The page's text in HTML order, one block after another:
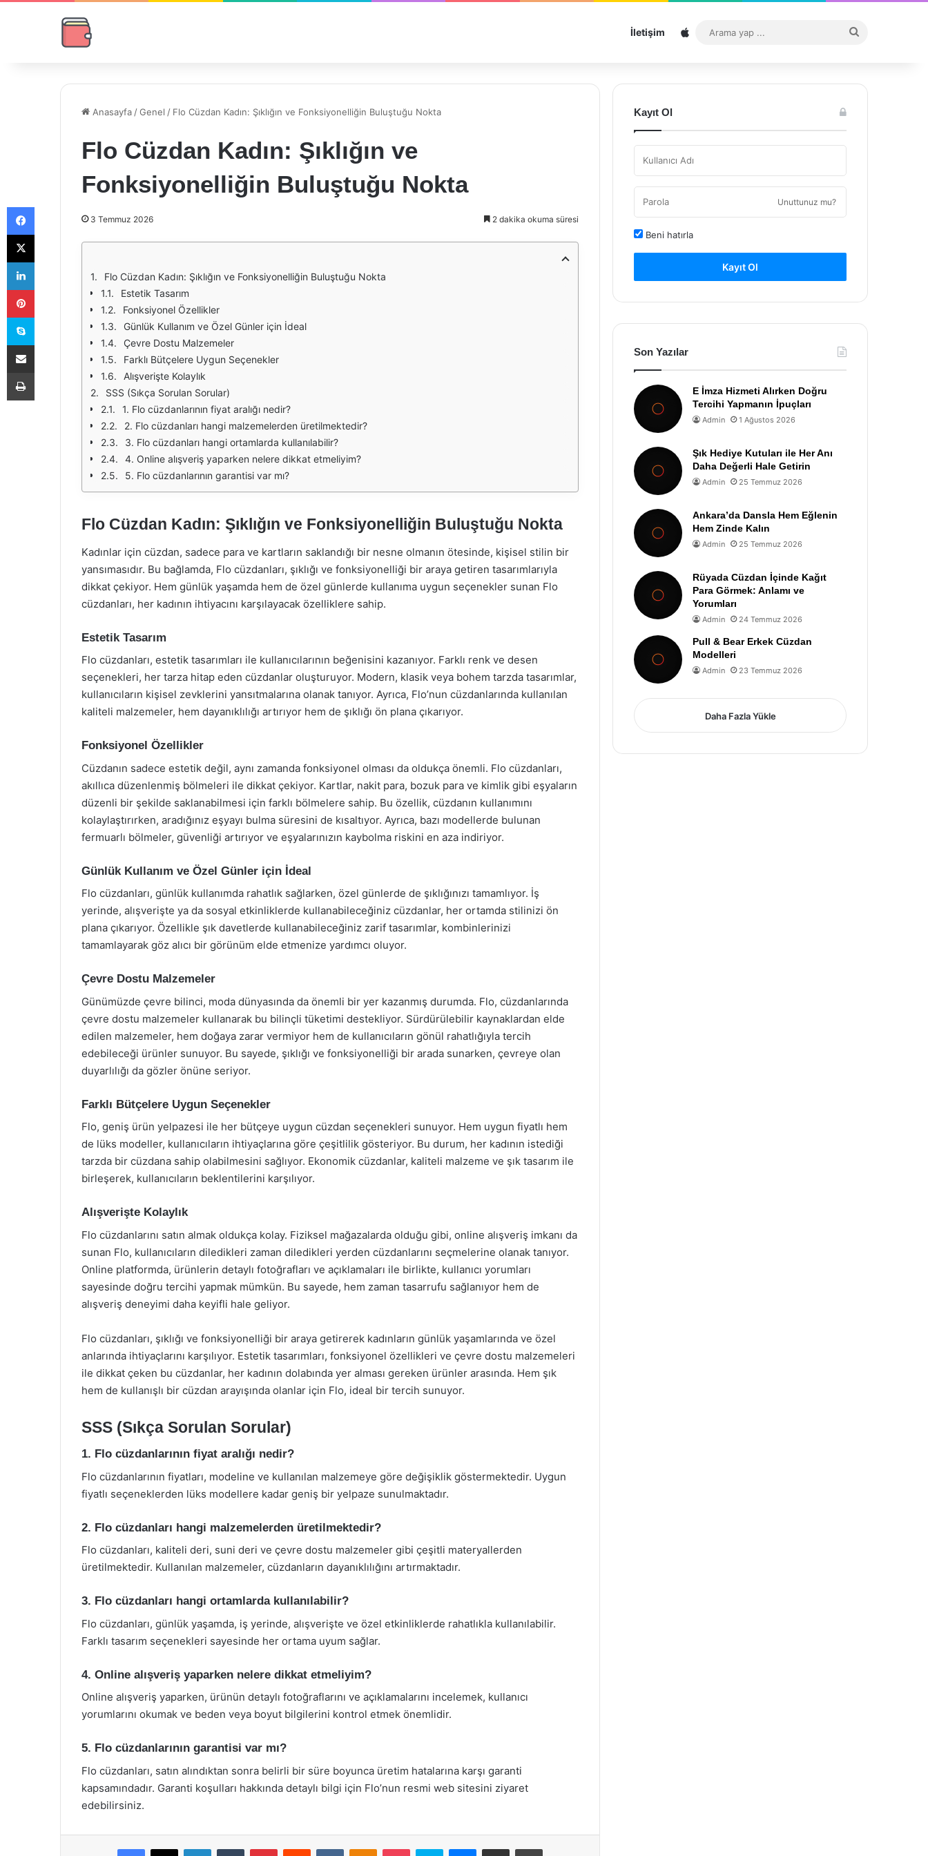
İletişim Sitemap
...
Anasayfa /Genel / Flo Cüzdan Kadın: Şıklığın ve Fonksiyonelliğin Buluştuğu Nokta
Flo Cüzdan Kadın: Şıklığın ve
Fonksiyonelliğin Buluştuğu Nokta
3 Temmuz 2026 2 dakika okuma süresi
Flo Cüzdan Kadın: Şıklığın ve Fonksiyonelliğin Buluştuğu Nokta
Estetik Tasarım
Fonksiyonel Özellikler
Günlük Kullanım ve Özel Günler için İdeal
Çevre Dostu Malzemeler
Farklı Bütçelere Uygun Seçenekler
Alışverişte Kolaylık
SSS (Sıkça Sorulan Sorular)
1. Flo cüzdanlarının fiyat aralığı nedir?
2. Flo cüzdanları hangi malzemelerden üretilmektedir?
3. Flo cüzdanları hangi ortamlarda kullanılabilir?
4. Online alışveriş yaparken nelere dikkat etmeliyim?
5. Flo cüzdanlarının garantisi var mı?
Flo Cüzdan Kadın: Şıklığın ve Fonksiyonelliğin Buluştuğu Nokta
Kadınlar için cüzdan, sadece para ve kartların saklandığı bir nesne olmanın ötesinde, kişisel stilin bir
yansımasıdır. Bu bağlamda, Flo cüzdanları, şıklığı ve fonksiyonelliği bir araya getiren tasarımlarıyla
dikkat çekiyor. Hem günlük yaşamda hem de özel günlerde kullanıma uygun seçenekler sunan Flo
cüzdanları, her kadının ihtiyacını karşılayacak özelliklere sahip.
Estetik Tasarım
Flo cüzdanları, estetik tasarımları ile kullanıcılarının beğenisini kazanıyor. Farklı renk ve desen
seçenekleri, her tarza hitap eden cüzdanlar oluşturuyor. Modern, klasik veya bohem tarzda tasarımlar,
kullanıcıların kişisel zevklerini yansıtmalarına olanak tanıyor. Ayrıca, Flo’nun cüzdanlarında kullanılan
kaliteli malzemeler, hem dayanıklılığı artırıyor hem de şıklığı ön plana çıkarıyor.
Fonksiyonel Özellikler
Cüzdanın sadece estetik değil, aynı zamanda fonksiyonel olması da oldukça önemli. Flo cüzdanları,
akıllıca düzenlenmiş bölmeleri ile dikkat çekiyor. Kartlar, nakit para, bozuk para ve kimlik gibi eşyaların
düzenli bir şekilde saklanabilmesi için farklı bölmelere sahip. Bu özellik, cüzdanın kullanımını
kolaylaştırırken, aradığınız eşyayı bulma süresini de kısaltıyor. Ayrıca, bazı modellerde bulunan
fermuarlı bölmeler, güvenliği artırıyor ve eşyalarınızın kaybolma riskini en aza indiriyor.
Günlük Kullanım ve Özel Günler için İdeal
Flo cüzdanları, günlük kullanımda rahatlık sağlarken, özel günlerde de şıklığınızı tamamlıyor. İş
yerinde, alışverişte ya da sosyal etkinliklerde kullanabileceğiniz cüzdanlar, her ortamda stilinizi ön
plana çıkarıyor. Özellikle şık davetlerde kullanabileceğiniz zarif tasarımlar, kombinlerinizi
tamamlayarak göz alıcı bir görünüm elde etmenize yardımcı oluyor.
Çevre Dostu Malzemeler
Günümüzde çevre bilinci, moda dünyasında da önemli bir yer kazanmış durumda. Flo, cüzdanlarında
çevre dostu malzemeler kullanarak bu bilinçli tüketimi destekliyor. Sürdürülebilir kaynaklardan elde
edilen malzemeler, hem doğaya zarar vermiyor hem de kullanıcıların gönül rahatlığıyla tercih
edebileceği ürünler sunuyor. Bu sayede, şıklığı ve fonksiyonelliği bir arada sunarken, çevreye olan
duyarlılığı da gözler önüne seriyor.
Farklı Bütçelere Uygun Seçenekler
Flo, geniş ürün yelpazesi ile her bütçeye uygun cüzdan seçenekleri sunuyor. Hem uygun fiyatlı hem
de lüks modeller, kullanıcıların ihtiyaçlarına göre çeşitlilik gösteriyor. Bu durum, her kadının istediği
tarzda bir cüzdana sahip olabilmesini sağlıyor. Ekonomik cüzdanlar, kaliteli malzeme ve şık tasarım ile
birleşerek, kullanıcıların beklentilerini karşılıyor.
Alışverişte Kolaylık
Flo cüzdanlarını satın almak oldukça kolay. Fiziksel mağazalarda olduğu gibi, online alışveriş imkanı da
sunan Flo, kullanıcıların diledikleri zaman diledikleri yerden cüzdanlarını seçmelerine olanak tanıyor.
Online platformda, ürünlerin detaylı fotoğrafları ve açıklamaları ile birlikte, kullanıcı yorumları
sayesinde doğru tercihi yapmak mümkün. Bu sayede, hem zaman tasarrufu sağlanıyor hem de
alışveriş deneyimi daha keyifli hale geliyor.
Flo cüzdanları, şıklığı ve fonksiyonelliği bir araya getirerek kadınların günlük yaşamlarında ve özel
anlarında ihtiyaçlarını karşılıyor. Estetik tasarımları, fonksiyonel özellikleri ve çevre dostu malzemeleri
ile dikkat çeken bu cüzdanlar, her kadının dolabında yer alması gereken ürünler arasında. Hem şık
hem de kullanışlı bir cüzdan arayışında olanlar için Flo, ideal bir tercih sunuyor.
SSS (Sıkça Sorulan Sorular)
1. Flo cüzdanlarının fiyat aralığı nedir?
Flo cüzdanlarının fiyatları, modeline ve kullanılan malzemeye göre değişiklik göstermektedir. Uygun
fiyatlı seçeneklerden lüks modellere kadar geniş bir yelpaze sunulmaktadır.
2. Flo cüzdanları hangi malzemelerden üretilmektedir?
Flo cüzdanları, kaliteli deri, suni deri ve çevre dostu malzemeler gibi çeşitli materyallerden
üretilmektedir. Kullanılan malzemeler, cüzdanların dayanıklılığını artırmaktadır.
3. Flo cüzdanları hangi ortamlarda kullanılabilir?
Flo cüzdanları, günlük yaşamda, iş yerinde, alışverişte ve özel etkinliklerde rahatlıkla kullanılabilir.
Farklı tasarım seçenekleri sayesinde her ortama uyum sağlar.
4. Online alışveriş yaparken nelere dikkat etmeliyim?
Online alışveriş yaparken, ürünün detaylı fotoğraflarını ve açıklamalarını incelemek, kullanıcı
yorumlarını okumak ve beden veya boyut bilgilerini kontrol etmek önemlidir.
5. Flo cüzdanlarının garantisi var mı?
Flo cüzdanları, satın alındıktan sonra belirli bir süre boyunca üretim hatalarına karşı garanti
kapsamındadır. Garanti koşulları hakkında detaylı bilgi için Flo’nun resmi web sitesini ziyaret
edebilirsiniz.
Facebook
X LinkedInTumblr PinterestReddit VKontakteOdnoklassniki
Pocket Skype Messenger
E-Posta ile paylaş Yazdır
Kayıt Ol
Unuttunuz mu?
Beni hatırla
Kayıt Ol
Son Yazılar
E İmza Hizmeti Alırken Doğru
Tercihi Yapmanın İpuçları
Admin 1 Ağustos 2026
Şık Hediye Kutuları ile Her Anı
Daha Değerli Hale Getirin
Admin 25 Temmuz 2026
Ankara’da Dansla Hem Eğlenin
Hem Zinde Kalın
Admin 25 Temmuz 2026
Rüyada Cüzdan İçinde Kağıt
Para Görmek: Anlamı ve
Yorumları
Admin 24 Temmuz 2026
Pull & Bear Erkek Cüzdan
Modelleri
Admin 23 Temmuz 2026
Daha Fazla Yükle
Facebook
X
LinkedIn
Pinterest
Skype
E-Posta ile paylaş